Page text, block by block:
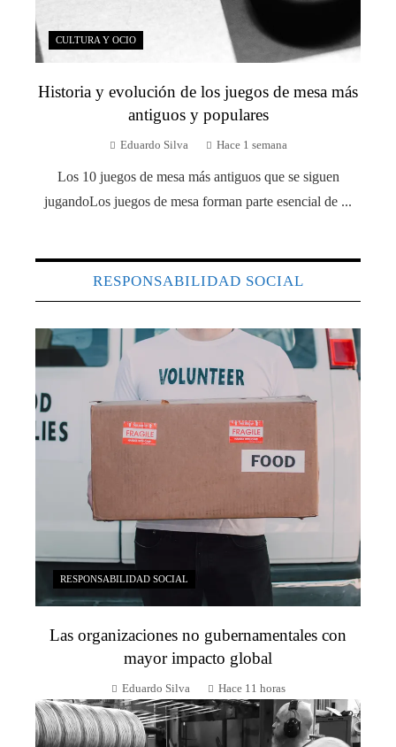
CULTURA Y OCIO
Historia y evolución de los juegos de mesa más
antiguos y populares
Eduardo Silva Hace 1 semana
Los 10 juegos de mesa más antiguos que se siguen
jugandoLos juegos de mesa forman parte esencial de ...
RESPONSABILIDAD SOCIAL
RESPONSABILIDAD SOCIAL
Las organizaciones no gubernamentales con
mayor impacto global
Eduardo Silva Hace 11 horas